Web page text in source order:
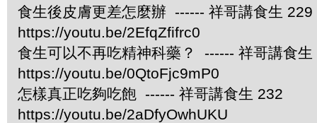
食生後皮膚更差怎麼辦 ------ 祥哥講食生 229
https://youtu.be/2EfqZfifrc0
食生可以不再吃精神科藥？ ------ 祥哥講食生
https://youtu.be/0QtoFjc9mP0
怎樣真正吃夠吃飽 ------ 祥哥講食生 232
https://youtu.be/2aDfyOwhUKU